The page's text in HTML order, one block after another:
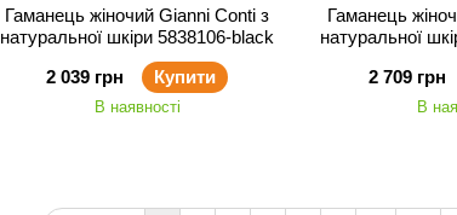
Гаманець жіночий Gianni Conti з
натуральної шкіри 5838106-black
2 039 грн
Купити
В наявності
Гаманець
натуральної
2 709 грн
В